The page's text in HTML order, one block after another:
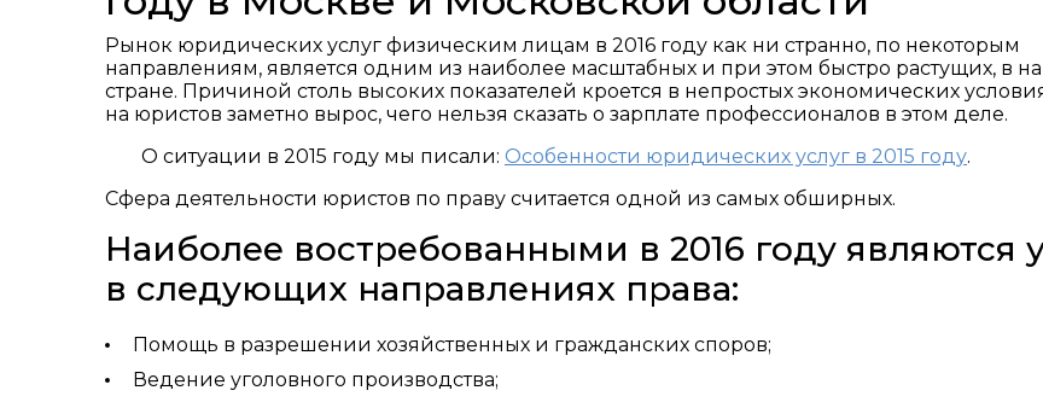
Рынок юридических услуг физическим лицам в 2016 году как ни странно, по некоторым
направлениям, является одним из наиболее масштабных и при этом быстро растущих, в
стране. Причиной столь высоких показателей кроется в непростых экономических
на юристов заметно вырос, чего нельзя сказать о зарплате профессионалов в этом деле.
О ситуации в 2015 году мы писали: Особенности юридических услуг в 2015 году.
Сфера деятельности юристов по праву считается одной из самых обширных.
Наиболее востребованными в 2016 году являются
в следующих направлениях права:
Помощь в разрешении хозяйственных и гражданских споров;
Ведение уголовного производства;